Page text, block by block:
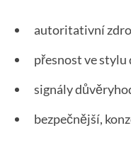
autoritativní
přesnost ve
signály
bezpečnější,